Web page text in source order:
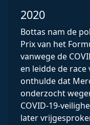
2020
Bottas nam de
Prix van het
vanwege de
en leidde de race
onthulde dat
onderzocht
COVID-19-
later